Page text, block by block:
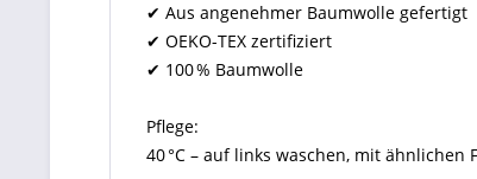
✔ Aus angenehmer Baumwolle gefertigt
✔ OEKO-TEX zertifiziert
✔ 100 % Baumwolle
Pflege:
40 °C – auf links waschen, mit